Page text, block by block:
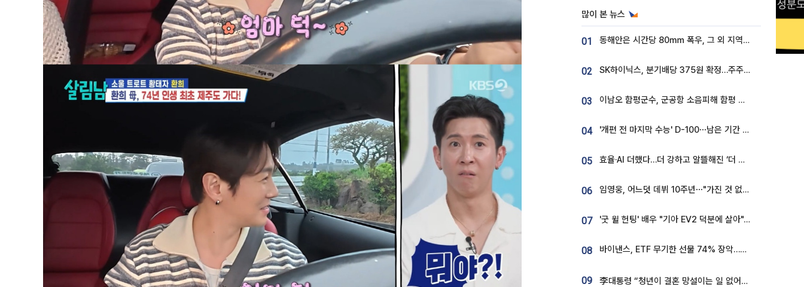
많이 본 뉴스
01 동해안은 시간당 80㎜ 폭우, 그 외 지역은 폭염…‘극과 극 날씨’
02 SK하이닉스, 분기배당 375원 확정…주주환원책 9월로 앞당겨 발표
03 이남오 함평군수, 군공항 소음피해 함평 보상 요구
04 '개편 전 마지막 수능' D-100⋯남은 기간 성적 올릴 전략은
05 효율·AI 더했다…더 강하고 알뜰해진 ‘더 뉴 그랜저 하이브리드’ [ET의 모빌리티]
06 임영웅, 어느덧 데뷔 10주년⋯"가진 것 없던 시절, 내 앞엔 20명의 팬뿐"
07 '굿 윌 헌팅' 배우 "기아 EV2 덕분에 살아"…교통사고 후 안전성 극찬
08 바이낸스, ETF 무기한 선물 74% 장악…한국 레버리지 ETF 거래 급증 [e가상자산]
09 李대통령 “청년이 결혼 망설이는 일 없어야...제도상 불이익 조사”